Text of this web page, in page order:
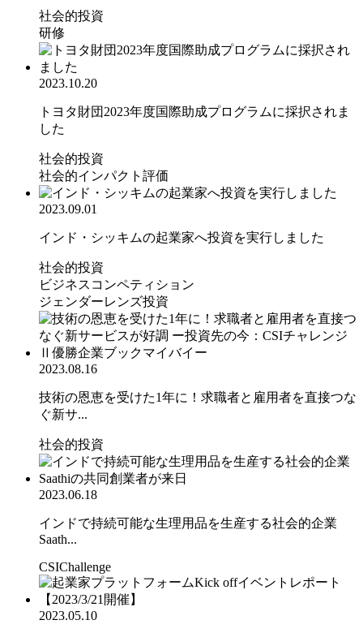
社会的投資
研修
2023.10.20
トヨタ財団2023年度国際助成プログラムに採択されま
した
社会的投資
社会的インパクト評価
2023.09.01
インド・シッキムの起業家へ投資を実行しました
社会的投資
ビジネスコンペティション
ジェンダーレンズ投資
2023.08.16
技術の恩恵を受けた1年に！求職者と雇用者を直接つな
ぐ新サ...
社会的投資
2023.06.18
インドで持続可能な生理用品を生産する社会的企業
Saath...
CSIChallenge
2023.05.10